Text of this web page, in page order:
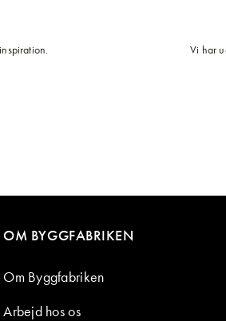
Vi har
OM BYGGFABRIKEN
Om Byggfabriken
Arbejd hos os